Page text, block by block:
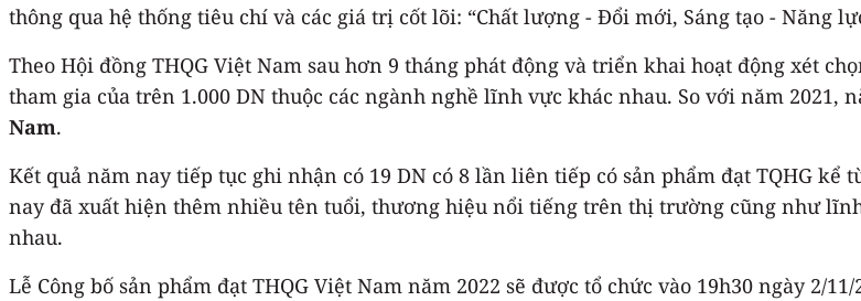
thông qua hệ thống tiêu chí và các giá trị cốt lõi: “Chất lượng - Đổi mới, Sáng tạo - Năng
Theo Hội đồng THQG Việt Nam sau hơn 9 tháng phát động và triển khai hoạt động xét
tham gia của trên 1.000 DN thuộc các ngành nghề lĩnh vực khác nhau. So với năm 2021,
Nam.
Kết quả năm nay tiếp tục ghi nhận có 19 DN có 8 lần liên tiếp có sản phẩm đạt TQHG kể
nay đã xuất hiện thêm nhiều tên tuổi, thương hiệu nổi tiếng trên thị trường cũng như
nhau.
Lễ Công bố sản phẩm đạt THQG Việt Nam năm 2022 sẽ được tổ chức vào 19h30 ngày 2/